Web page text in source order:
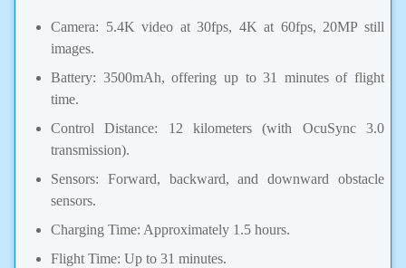
Camera: 5.4K video at 30fps, 4K at 60fps, 20MP still
images.
Battery: 3500mAh, offering up to 31 minutes of flight
time.
Control Distance: 12 kilometers (with OcuSync 3.0
transmission).
Sensors: Forward, backward, and downward obstacle
sensors.
Charging Time: Approximately 1.5 hours.
Flight Time: Up to 31 minutes.